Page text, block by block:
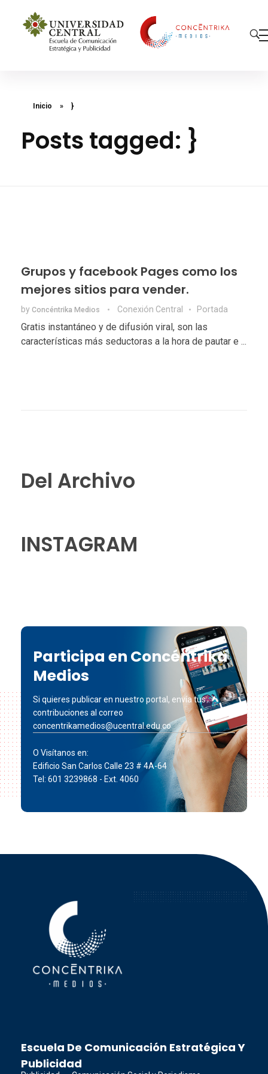
Inicio » }
Posts tagged: }
Grupos y facebook Pages como los
mejores sitios para vender.
by Concéntrika Medios Conexión Central Portada
Gratis instantáneo y de difusión viral, son las
características más seductoras a la hora de pautar e ...
Del Archivo
INSTAGRAM
Participa en Concéntrika
Medios
Si quieres publicar en nuestro portal, envía tus
contribuciones al correo
concentrikamedios@ucentral.edu.co
O Visítanos en:
Edificio San Carlos Calle 23 # 4A-64
Tel: 601 3239868 - Ext. 4060
Escuela De Comunicación Estratégica Y
Publicidad